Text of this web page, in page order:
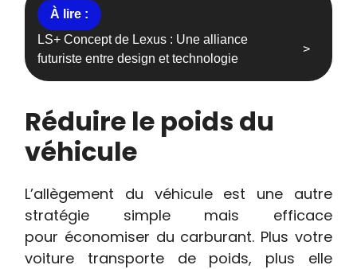
LS+ Concept de Lexus : Une alliance
futuriste entre design et technologie
Réduire le poids du
véhicule
L’allègement du véhicule est une autre
stratégie simple mais efficace
pour économiser du carburant. Plus votre
voiture transporte de poids, plus elle